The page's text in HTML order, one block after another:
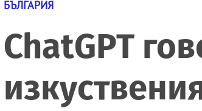
БЪЛГАРИЯ
ChatGPT